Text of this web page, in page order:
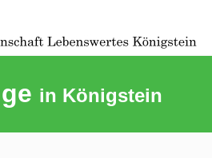
in Königstein